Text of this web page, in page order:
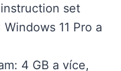
set
Windows 11 Pro a
4 GB a více,